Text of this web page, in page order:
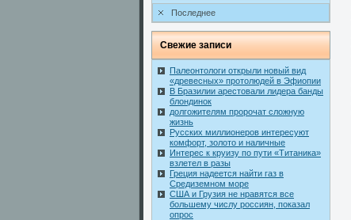
Последнее
Свежие записи
Палеонтологи открыли новый вид
«древесных» протолюдей в Эфиопии
В Бразилии арестовали лидера банды
блондинок
долгожителям пророчат сложную
жизнь
Русских миллионеров интересуют
комфорт, золото и наличные
Интерес к круизу по пути «Титаника»
взлетел в разы
Греция надеется найти газ в
Средиземном море
США и Грузия не нравятся все
большему числу россиян, показал
опрос